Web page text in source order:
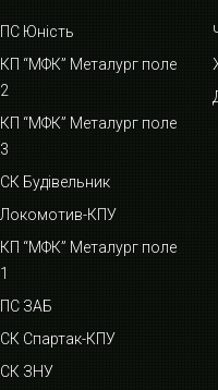
ПС Юність
КП “МФК” Металург поле
2
КП “МФК” Металург поле
3
СК Будівельник
Локомотив-КПУ
КП “МФК” Металург поле
1
ПС ЗАБ
СК Спартак-КПУ
СК ЗНУ